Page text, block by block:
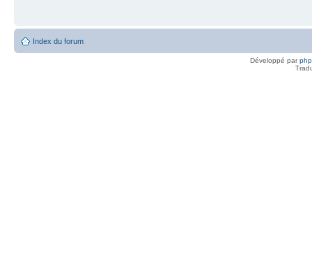
Index du forum
Développé par